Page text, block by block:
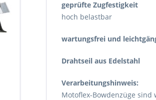
geprüfte Zugfestigkeit
hoch belastbar
wartungsfrei und
Drahtseil aus Edelstahl
Verarbeitungshinweis:
Motoflex-Bowdenzüge